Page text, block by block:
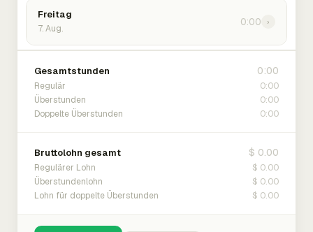
Freitag
7. Aug.
0:00 ›
Gesamtstunden 0:00
Regulär 0:00
Überstunden 0:00
Doppelte Überstunden 0:00
Bruttolohn gesamt $ 0.00
Regulärer Lohn $ 0.00
Überstundenlohn $ 0.00
Lohn für doppelte Überstunden $ 0.00